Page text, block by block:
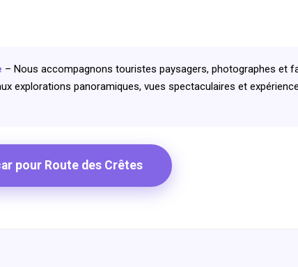
– Nous accompagnons touristes paysagers, photographes et
explorations panoramiques, vues spectaculaires et
pour Route des Crêtes